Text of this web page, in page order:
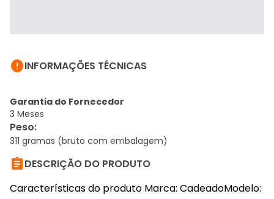
INFORMAÇÕES TÉCNICAS
Garantia do Fornecedor
3 Meses
Peso:
311 gramas (bruto com embalagem)
DESCRIÇÃO DO PRODUTO
Características do produto Marca: CadeadoModelo: